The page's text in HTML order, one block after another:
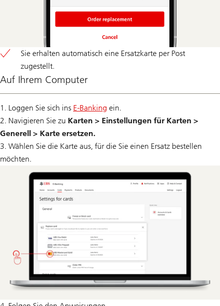
Sie erhalten automatisch eine Ersatzkarte per Post
zugestellt.
Auf Ihrem Computer
1. Loggen Sie sich ins E-Banking ein.
2. Navigieren Sie zu Karten > Einstellungen für Karten >
Generell > Karte ersetzen.
3. Wählen Sie die Karte aus, für die Sie einen Ersatz bestellen
möchten.